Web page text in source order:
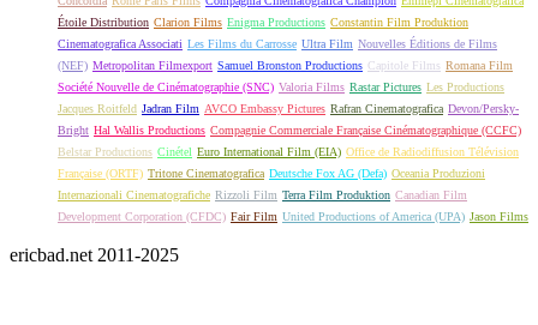
Étoile Distribution Clarion Films Enigma Productions Constantin Film Produktion
Cinematografica Associati Les Films du Carrosse Ultra Film Nouvelles Éditions de Films
(NEF) Metropolitan Filmexport Samuel Bronston Productions Capitole Films Romana Film
Société Nouvelle de Cinématographie (SNC) Valoria Films Rastar Pictures Les Productions
Jacques Roitfeld Jadran Film AVCO Embassy Pictures Rafran Cinematografica Devon/Persky-
Bright Hal Wallis Productions Compagnie Commerciale Française Cinématographique (CCFC)
Belstar Productions Cinétel Euro International Film (EIA) Office de Radiodiffusion Télévision
Française (ORTF) Tritone Cinematografica Deutsche Fox AG (Defa) Oceania Produzioni
Internazionali Cinematografiche Rizzoli Film Terra Film Produktion Canadian Film
Development Corporation (CFDC) Fair Film United Productions of America (UPA) Jason Films
ericbad.net 2011-2025